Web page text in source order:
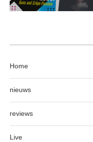
Home
nieuws
reviews
Live